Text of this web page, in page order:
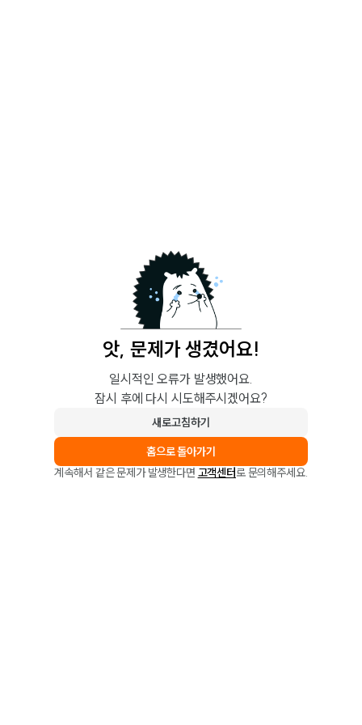
앗, 문제가 생겼어요!
일시적인 오류가 발생했어요.
잠시 후에 다시 시도해주시겠어요?
새로고침하기
홈으로 돌아가기
계속해서 같은 문제가 발생한다면 고객센터로 문의해주세요.